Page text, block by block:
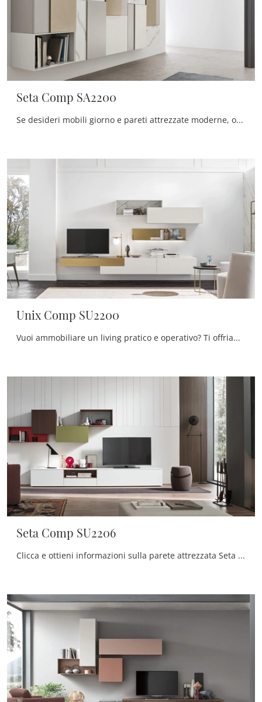
Seta Comp SA2200
Se desideri mobili giorno e pareti attrezzate moderne, opta per il modello Seta Comp SA2200 di Maronese: clicca e ottieni informazioni!
Unix Comp SU2200
Vuoi ammobiliare un living pratico e operativo? Ti offriamo la parete attrezzata Unix Comp SU2200 Maronese dalle forme decise moderne.
Seta Comp SU2206
Clicca e ottieni informazioni sulla parete attrezzata Seta Comp SU2206 del marchio Maronese: è la soluzione dalle linee moderne ideale per te.